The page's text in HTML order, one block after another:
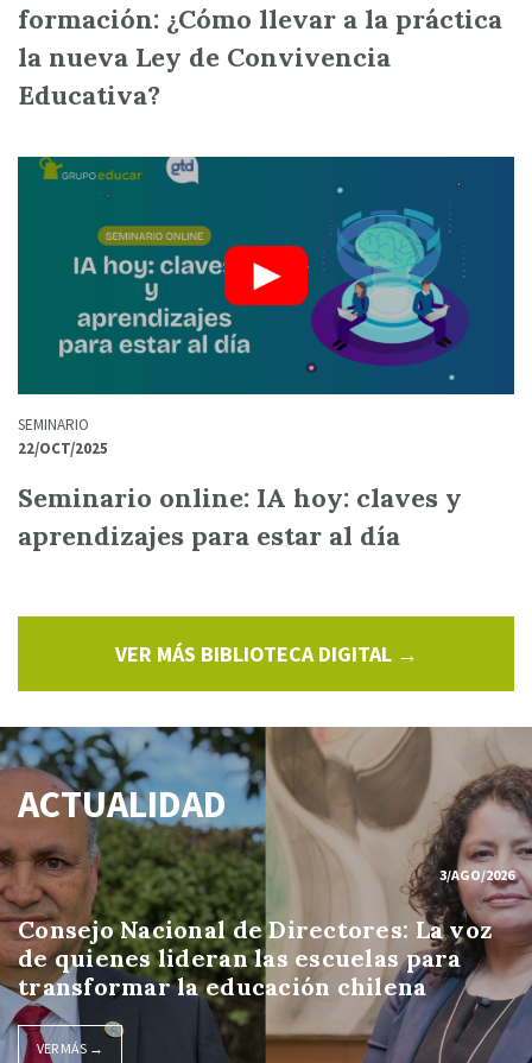
formación: ¿Cómo llevar a la práctica
la nueva Ley de Convivencia
Educativa?
SEMINARIO
22/OCT/2025
Seminario online: IA hoy: claves y
aprendizajes para estar al día
VER MÁS BIBLIOTECA DIGITAL →
ACTUALIDAD
3/AGO/2026
Consejo Nacional de Directores: La voz
de quienes lideran las escuelas para
transformar la educación chilena
VER MÁS →